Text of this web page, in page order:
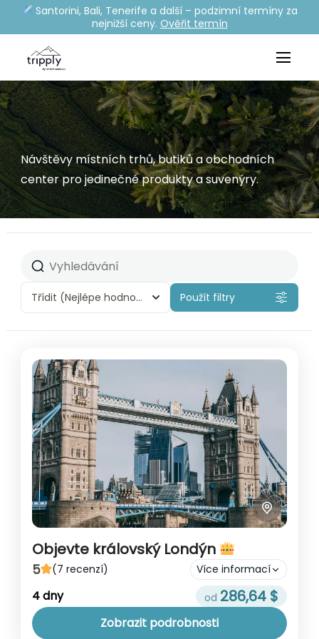
Santorini, Bali, Tenerife a další – podzimní termíny za
nejnižší ceny. Ověřit termín
Návštěvy místních trhů, butiků a obchodních
center pro jedinečné produkty a suvenýry.
Třídit (Nejlépe hodnocené) Použít filtry
Objevte královský Londýn
5 (7 recenzí) Více informací
Poznejte krásy evropské metropole Londýn
na míru je ideální pro cestovatele, kteří
chtějí poznat britskou metropoli jinak než z
4 dny 286,64 $
Zobrazit podrobnosti